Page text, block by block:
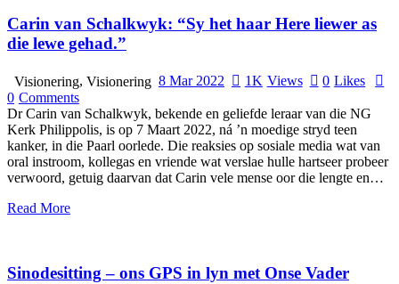
Carin van Schalkwyk: “Sy het haar Here liewer as
die lewe gehad.”
Visionering, Visionering 8 Mar 2022 1K Views 0 Likes
0 Comments
Dr Carin van Schalkwyk, bekende en geliefde leraar van die NG
Kerk Philippolis, is op 7 Maart 2022, ná ’n moedige stryd teen
kanker, in die Paarl oorlede. Die reaksies op sosiale media wat van
oral instroom, kollegas en vriende wat verslae hulle hartseer probeer
verwoord, getuig daarvan dat Carin vele mense oor die lengte en…
Read More
Sinodesitting – ons GPS in lyn met Onse Vader